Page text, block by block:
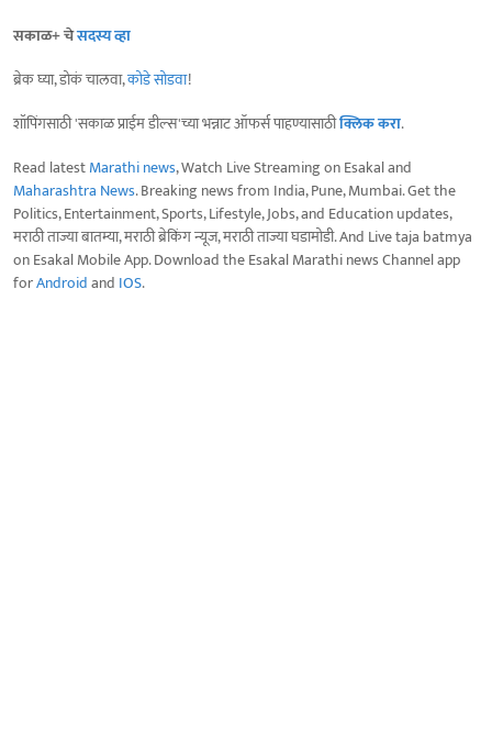
सकाळ+ चेसदस्य व्हा
ब्रेक घ्या, डोकं चालवा,कोडे सोडवा!
शॉपिंगसाठी 'सकाळ प्राईम डील्स'च्या भन्नाट ऑफर्स पाहण्यासाठीक्लिक करा.
Read latestMarathi news, Watch Live Streaming on Esakal and
Maharashtra News. Breaking news from India, Pune, Mumbai. Get the
Politics, Entertainment, Sports, Lifestyle, Jobs, and Education updates,
मराठी ताज्या बातम्या, मराठी ब्रेकिंग न्यूज, मराठी ताज्या घडामोडी. And Live taja batmya
on Esakal Mobile App. Download the Esakal Marathi news Channel app
forAndroidand IOS.